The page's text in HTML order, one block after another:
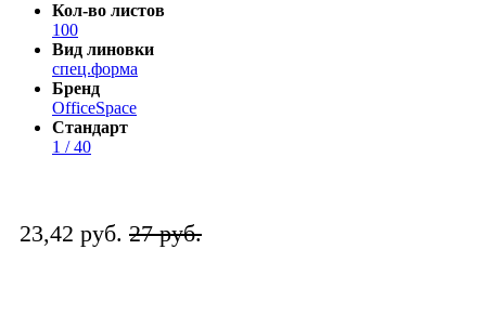
Кол-во листов
100
Вид линовки
спец.форма
Бренд
OfficeSpace
Стандарт
1 / 40
23,42 руб. 27 руб.